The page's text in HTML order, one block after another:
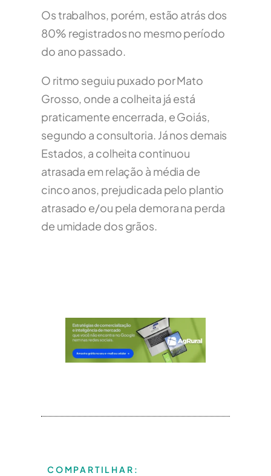
Os trabalhos, porém, estão atrás dos
80% registrados no mesmo período
do ano passado.
O ritmo seguiu puxado por Mato
Grosso, onde a colheita já está
praticamente encerrada, e Goiás,
segundo a consultoria. Já nos demais
Estados, a colheita continuou
atrasada em relação à média de
cinco anos, prejudicada pelo plantio
atrasado e/ou pela demora na perda
de umidade dos grãos.
COMPARTILHAR: